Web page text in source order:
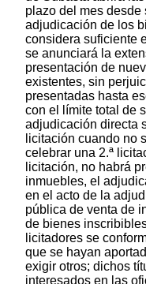
plazo del mes
adjudicación de los
considera suficiente
se anunciará la
presentación de
existentes, sin
presentadas hasta
con el límite total de
adjudicación directa
licitación cuando no
celebrar una 2.ª
licitación, no habrá
inmuebles, el
en el acto de la
pública de venta de
de bienes
licitadores se
que se hayan
exigir otros; dichos
interesados en las